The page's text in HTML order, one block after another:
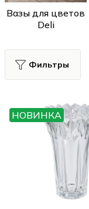
Вазы для цветов
Deli
Фильтры
НОВИНКА